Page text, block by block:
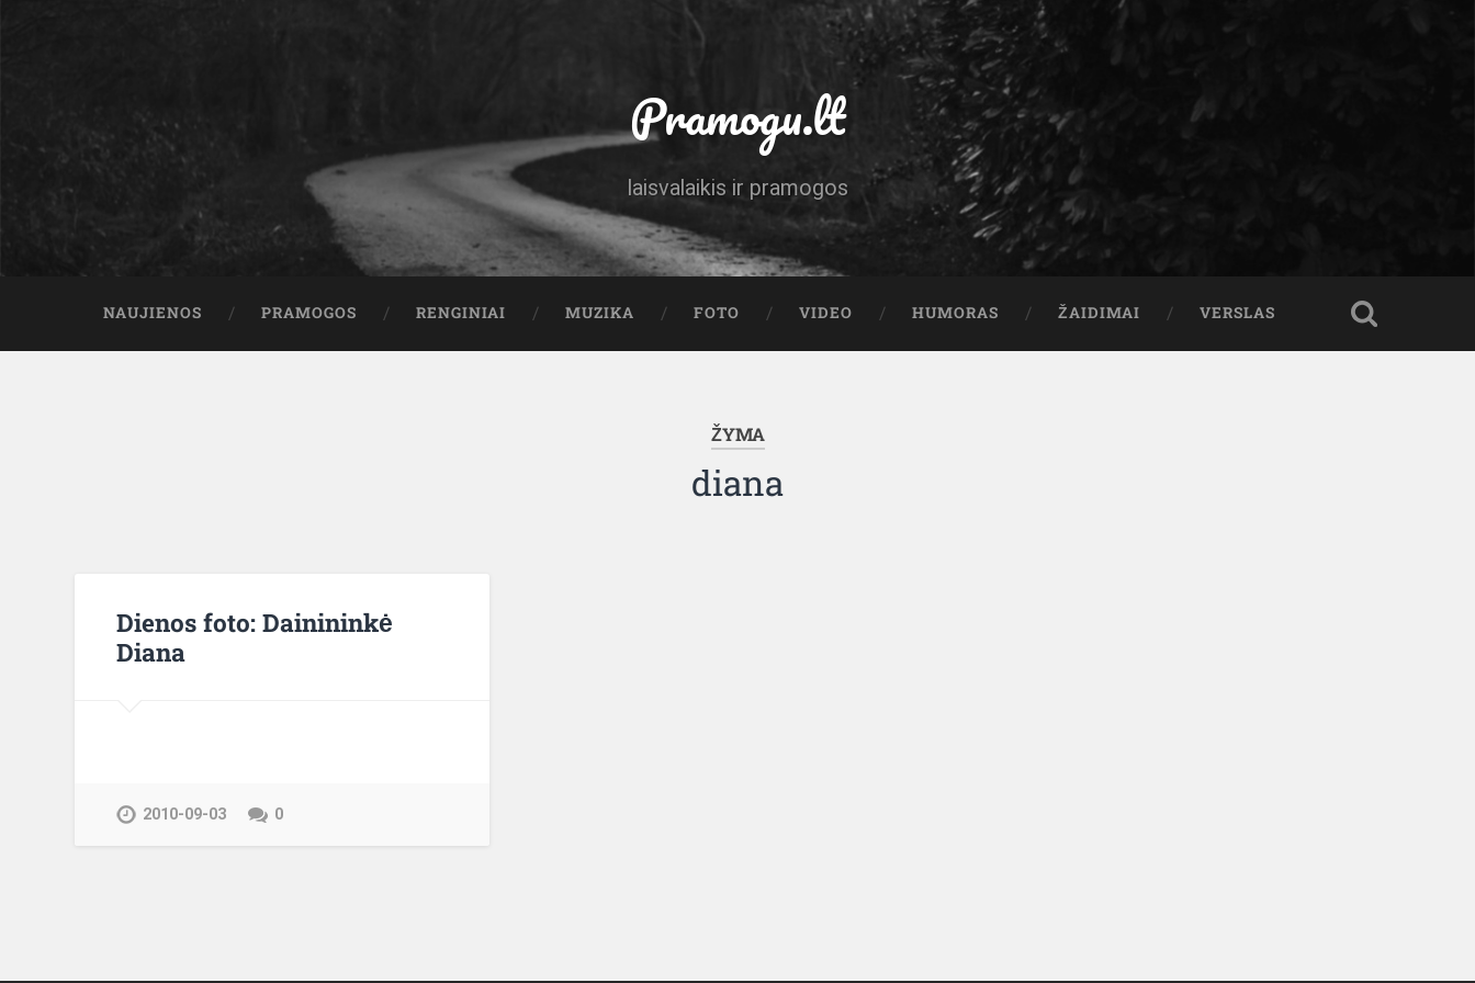
Pramogu.lt
laisvalaikis ir pramogos
NAUJIENOS PRAMOGOS RENGINIAI MUZIKA FOTO VIDEO HUMORAS ŽAIDIMAI VERSLAS
ŽYMA
diana
Dienos foto: Dainininkė
Diana
2010-09-03 0